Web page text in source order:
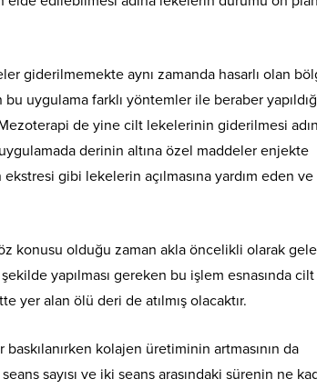
giderilmemekte aynı zamanda hasarlı olan
uygulama farklı yöntemler ile beraber
de yine cilt lekelerinin giderilmesi
derinin altına özel maddeler enjekte
gibi lekelerin açılmasına yardım eden ve
konusu olduğu zaman akla öncelikli olarak
yapılması gereken bu işlem esnasında cilt
yer alan ölü deri de atılmış olacaktır.
kolajen üretiminin artmasının da
sayısı ve iki seans arasındaki sürenin ne